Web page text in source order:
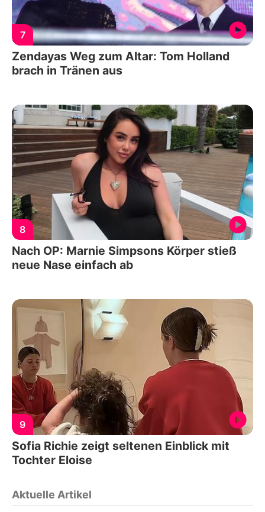
7
Zendayas Weg zum Altar: Tom Holland
brach in Tränen aus
8
Nach OP: Marnie Simpsons Körper stieß
neue Nase einfach ab
9
Sofia Richie zeigt seltenen Einblick mit
Tochter Eloise
Aktuelle Artikel